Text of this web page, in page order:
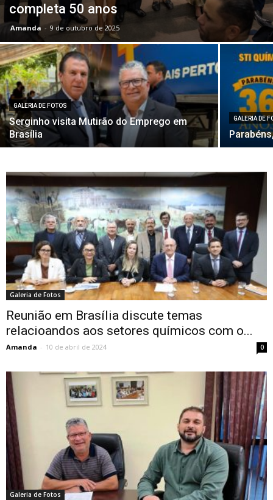
completa 50 anos
Amanda - 9 de outubro de 2025
GALERIA DE FOTOS
Serginho visita Mutirão do Emprego em
Brasília
GALERIA DE
Galeria de Fotos
Reunião em Brasília discute temas
relacioandos aos setores químicos com o...
Amanda - 10 de abril de 2024 0
Galeria de Fotos